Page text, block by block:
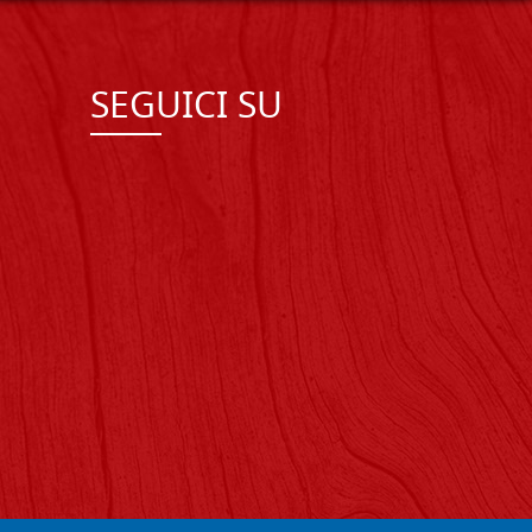
SEGUICI SU